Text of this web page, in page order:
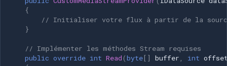
{
// Initialiser votre flux à partir de la source
}
// Implémenter les méthodes Stream requises
public override int Read (byte[] buffer int